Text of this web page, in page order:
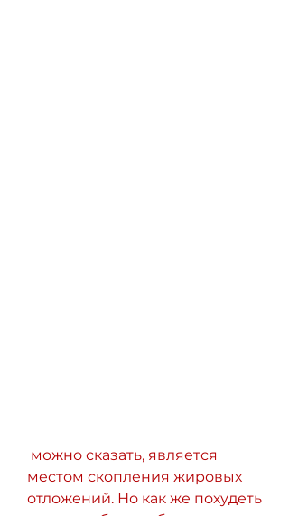
местом скопления жировых
отложений. Но как же похудеть